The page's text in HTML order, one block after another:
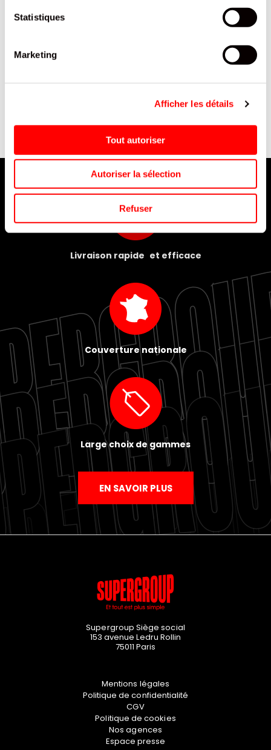
Statistiques
Marketing
Afficher les détails
Tout autoriser
Autoriser la sélection
Refuser
BIERE LA BERLUE "INSOUMISE"
Livraison rapide et efficace
Couverture nationale
Large choix de gammes
EN SAVOIR PLUS
Supergroup Siège social
153 avenue Ledru Rollin
75011 Paris
Mentions légales
Politique de confidentialité
CGV
Politique de cookies
Nos agences
Espace presse